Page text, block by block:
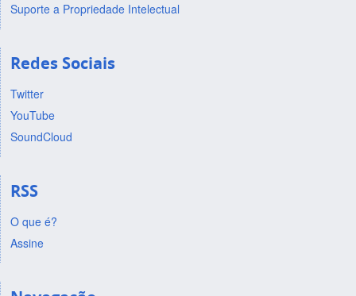
Suporte a Propriedade Intelectual
Redes Sociais
Twitter
YouTube
SoundCloud
RSS
O que é?
Assine